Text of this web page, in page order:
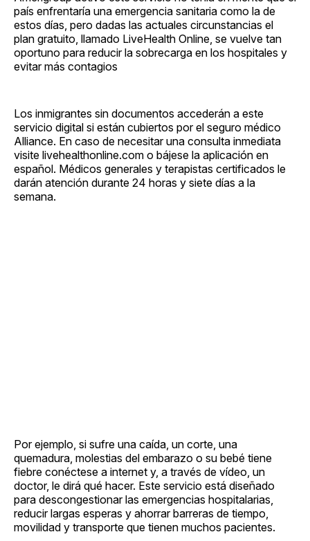
país enfrentaría una emergencia sanitaria como la de
estos días, pero dadas las actuales circunstancias el
plan gratuito, llamado LiveHealth Online, se vuelve tan
oportuno para reducir la sobrecarga en los hospitales y
evitar más contagios
Los inmigrantes sin documentos accederán a este
servicio digital si están cubiertos por el seguro médico
Alliance. En caso de necesitar una consulta inmediata
visite livehealthonline.com o bájese la aplicación en
español. Médicos generales y terapistas certificados le
darán atención durante 24 horas y siete días a la
semana.
Por ejemplo, si sufre una caída, un corte, una
quemadura, molestias del embarazo o su bebé tiene
fiebre conéctese a internet y, a través de vídeo, un
doctor, le dirá qué hacer. Este servicio está diseñado
para descongestionar las emergencias hospitalarias,
reducir largas esperas y ahorrar barreras de tiempo,
movilidad y transporte que tienen muchos pacientes.